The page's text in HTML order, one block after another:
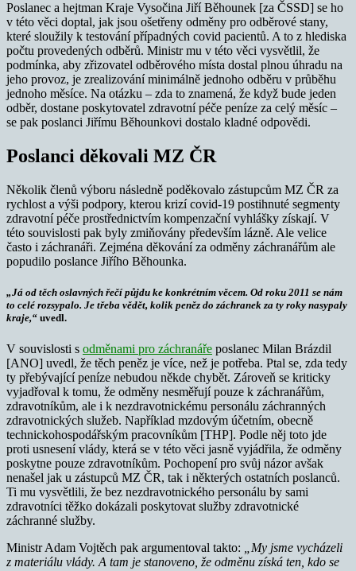
Poslanec a hejtman Kraje Vysočina Jiří Běhounek [za ČSSD] se ho
v této věci doptal, jak jsou ošetřeny odměny pro odběrové stany,
které sloužily k testování případných covid pacientů. A to z hlediska
počtu provedených odběrů. Ministr mu v této věci vysvětlil, že
podmínka, aby zřizovatel odběrového místa dostal plnou úhradu na
jeho provoz, je zrealizování minimálně jednoho odběru v průběhu
jednoho měsíce. Na otázku – zda to znamená, že když bude jeden
odběr, dostane poskytovatel zdravotní péče peníze za celý měsíc –
se pak poslanci Jiřímu Běhounkovi dostalo kladné odpovědi.
Poslanci děkovali MZ ČR
Několik členů výboru následně poděkovalo zástupcům MZ ČR za
rychlost a výši podpory, kterou krizí covid-19 postihnuté segmenty
zdravotní péče prostřednictvím kompenzační vyhlášky získají. V
této souvislosti pak byly zmiňovány především lázně. Ale velice
často i záchranáři. Zejména děkování za odměny záchranářům ale
popudilo poslance Jiřího Běhounka.
„Já od těch oslavných řečí půjdu ke konkrétním věcem. Od roku 2011 se nám
to celé rozsypalo. Je třeba vědět, kolik peněz do záchranek za ty roky nasypaly
kraje,“ uvedl.
V souvislosti s odměnami pro záchranáře poslanec Milan Brázdil
[ANO] uvedl, že těch peněz je více, než je potřeba. Ptal se, zda tedy
ty přebývající peníze nebudou někde chybět. Zároveň se kriticky
vyjadřoval k tomu, že odměny nesměřují pouze k záchranářům,
zdravotníkům, ale i k nezdravotnickému personálu záchranných
zdravotnických služeb. Například mzdovým účetním, obecně
technickohospodářským pracovníkům [THP]. Podle něj toto jde
proti usnesení vlády, která se v této věci jasně vyjádřila, že odměny
poskytne pouze zdravotníkům. Pochopení pro svůj názor avšak
nenašel jak u zástupců MZ ČR, tak i některých ostatních poslanců.
Ti mu vysvětlili, že bez nezdravotnického personálu by sami
zdravotníci těžko dokázali poskytovat služby zdravotnické
záchranné služby.
Ministr Adam Vojtěch pak argumentoval takto: „My jsme vycházeli
z materiálu vlády. A tam je stanoveno, že odměnu získá ten, kdo se